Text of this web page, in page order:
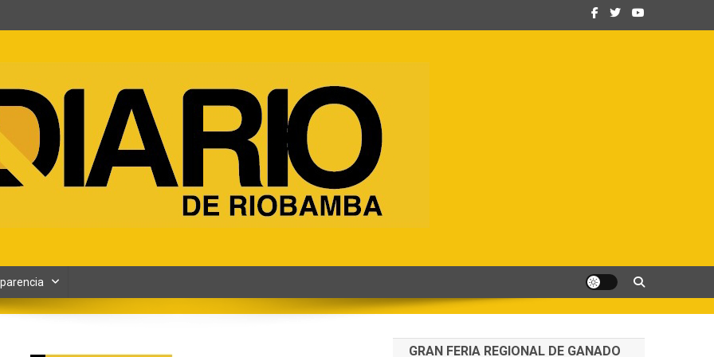
GRAN FERIA REGIONAL DE GANADO